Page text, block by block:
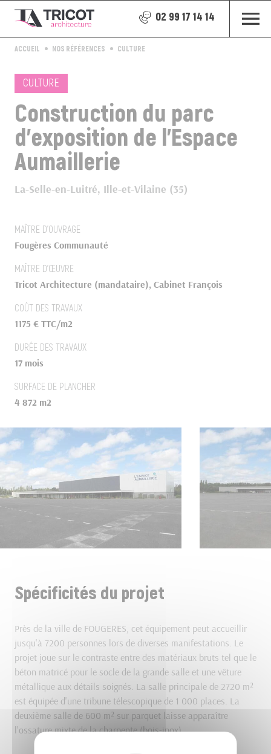
02 99 17 14 14
ACCUEIL NOS RÉFÉRENCES CULTURE
CULTURE
Construction du parc
d'exposition de l'Espace
Aumaillerie
La-Selle-en-Luitré, Ille-et-Vilaine (35)
MAÎTRE D’OUVRAGE
Fougères Communauté
MAÎTRE D’ŒUVRE
Tricot Architecture (mandataire), Cabinet François
COÛT DES TRAVAUX
1175 € TTC/m2
DURÉE DES TRAVAUX
17 mois
SURFACE DE PLANCHER
4 872 m2
Spécificités du projet
Près de la ville de FOUGERES, cet équipement peut accueillir
jusqu'à 7200 personnes lors de diverses manifestations. Le
projet joue sur le contraste entre des matériaux bruts tel que le
béton matricé pour le socle de la grande salle et une vêture
métallique aux détails soignés. La salle principale de 2720 m²
est équipée d'une tribune télescopique de 1 000 places. La
deuxième salle de 600 m² sur parquet laisse apparaître
l'ossature mixte de la charpente (bois-inox).